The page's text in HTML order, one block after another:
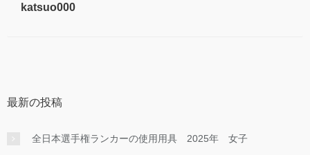
katsuo000
最新の投稿
全日本選手権ランカーの使用用具 2025年 女子